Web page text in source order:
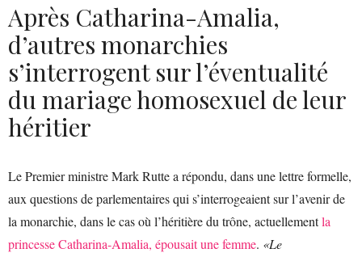
Après Catharina-Amalia,
d’autres monarchies
s’interrogent sur l’éventualité
du mariage homosexuel de leur
héritier
Le Premier ministre Mark Rutte a répondu, dans une lettre formelle,
aux questions de parlementaires qui s’interrogeaient sur l’avenir de
la monarchie, dans le cas où l’héritière du trône, actuellementla
princesse Catharina-Amalia, épousait une femme. «Le